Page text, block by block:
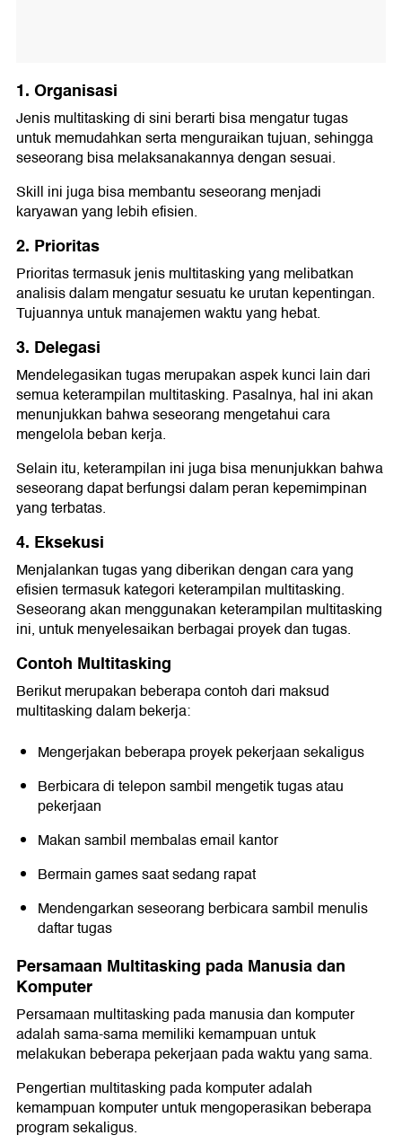
1. Organisasi
Jenis multitasking di sini berarti bisa mengatur tugas
untuk memudahkan serta menguraikan tujuan, sehingga
seseorang bisa melaksanakannya dengan sesuai.
Skill ini juga bisa membantu seseorang menjadi
karyawan yang lebih efisien.
2. Prioritas
Prioritas termasuk jenis multitasking yang melibatkan
analisis dalam mengatur sesuatu ke urutan kepentingan.
Tujuannya untuk manajemen waktu yang hebat.
3. Delegasi
Mendelegasikan tugas merupakan aspek kunci lain dari
semua keterampilan multitasking. Pasalnya, hal ini akan
menunjukkan bahwa seseorang mengetahui cara
mengelola beban kerja.
Selain itu, keterampilan ini juga bisa menunjukkan bahwa
seseorang dapat berfungsi dalam peran kepemimpinan
yang terbatas.
4. Eksekusi
Menjalankan tugas yang diberikan dengan cara yang
efisien termasuk kategori keterampilan multitasking.
Seseorang akan menggunakan keterampilan multitasking
ini, untuk menyelesaikan berbagai proyek dan tugas.
Contoh Multitasking
Berikut merupakan beberapa contoh dari maksud
multitasking dalam bekerja:
Mengerjakan beberapa proyek pekerjaan sekaligus
Berbicara di telepon sambil mengetik tugas atau
pekerjaan
Makan sambil membalas email kantor
Bermain games saat sedang rapat
Mendengarkan seseorang berbicara sambil menulis
daftar tugas
Persamaan Multitasking pada Manusia dan
Komputer
Persamaan multitasking pada manusia dan komputer
adalah sama-sama memiliki kemampuan untuk
melakukan beberapa pekerjaan pada waktu yang sama.
Pengertian multitasking pada komputer adalah
kemampuan komputer untuk mengoperasikan beberapa
program sekaligus.